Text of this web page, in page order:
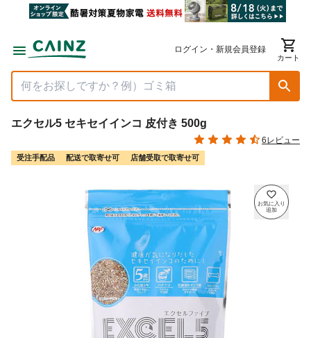
ログイン・新規会員登録
カート
エクセル5 セキセイインコ 皮付き 500g
6レビュー
受注手配品 配送で取寄せ可 店舗受取で取寄せ可